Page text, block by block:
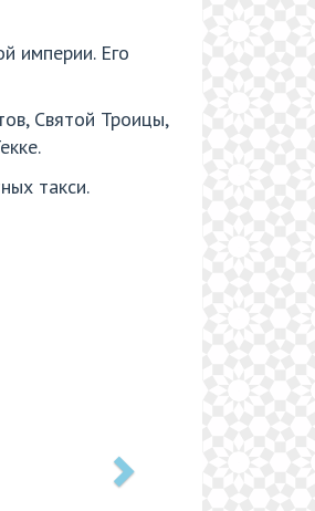
империи. Его
Святой Троицы,
такси.